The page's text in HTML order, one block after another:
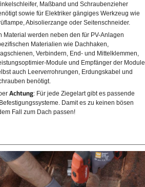
Maßband und Schraubenzieher
sowie für Elektriker gängiges Werkzeug wie
Abisolierzange oder Seitenschneider.
Material werden neben den für PV-Anlagen
Materialien wie Dachhaken,
Verbindern, End- und Mittelklemmen,
Module und Empfänger der Module
auch Leerverrohrungen, Erdungskabel und
benötigt.
Achtung: Für jede Ziegelart gibt es passende
Damit es zu keinen bösen
Fall zum Dach passen!